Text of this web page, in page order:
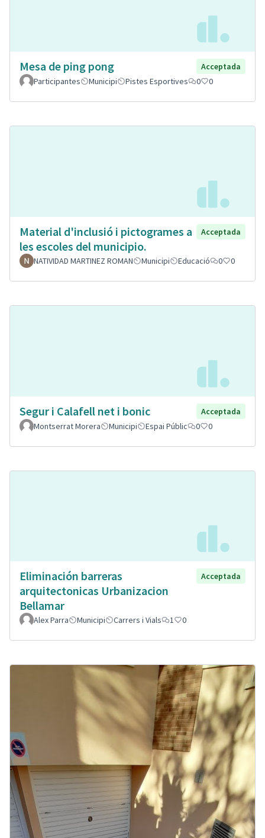
Mesa de ping pong
Acceptada
Participantes
Municipi Pistes Esportives 0 0
Material d'inclusió i pictogrames a
les escoles del municipio.
Acceptada
NATIVIDAD MARTINEZ ROMAN Municipi Educació 0 0
Segur i Calafell net i bonic
Acceptada
Montserrat Morera
Municipi Espai Públic 0 0
Eliminación barreras
arquitectonicas Urbanizacion
Bellamar
Acceptada
Alex Parra Municipi Carrers i Vials 1 0